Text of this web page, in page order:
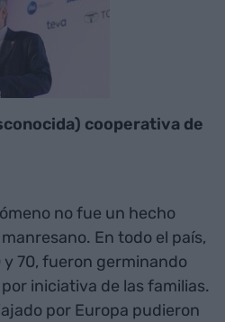
cooperativa de
no fue un hecho
En todo el país,
y 70, fueron germinando
iniciativa de las familias.
por Europa pudieron